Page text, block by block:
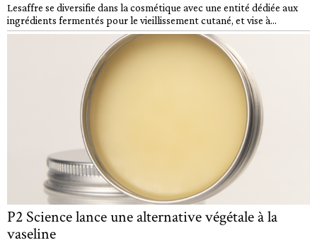
Lesaffre se diversifie dans la cosmétique avec une entité dédiée aux
ingrédients fermentés pour le vieillissement cutané, et vise à...
P2 Science lance une alternative végétale à la
vaseline